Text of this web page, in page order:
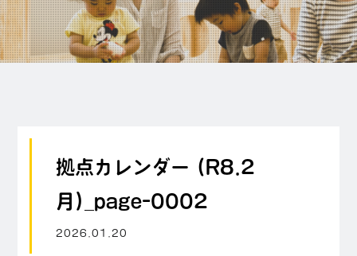
拠点カレンダー (R8.2
月)_page-0002
2026.01.20